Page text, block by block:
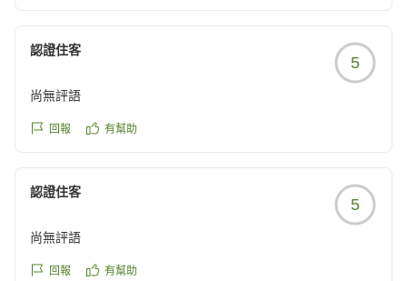
認證住客
5
尚無評語
回報 有幫助
認證住客
5
尚無評語
回報 有幫助